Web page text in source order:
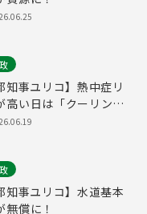
知事ユリコ】熱中症リ
高い日は「クーリング
ター」を探そう！
知事ユリコ】水道基本
無償に！